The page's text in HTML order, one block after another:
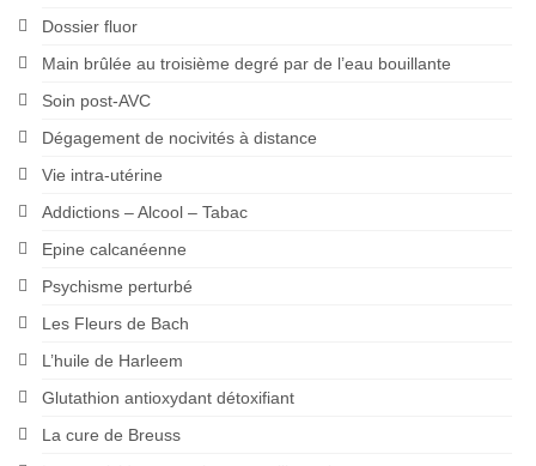
Dossier fluor
Main brûlée au troisième degré par de l’eau bouillante
Soin post-AVC
Dégagement de nocivités à distance
Vie intra-utérine
Addictions – Alcool – Tabac
Epine calcanéenne
Psychisme perturbé
Les Fleurs de Bach
L’huile de Harleem
Glutathion antioxydant détoxifiant
La cure de Breuss